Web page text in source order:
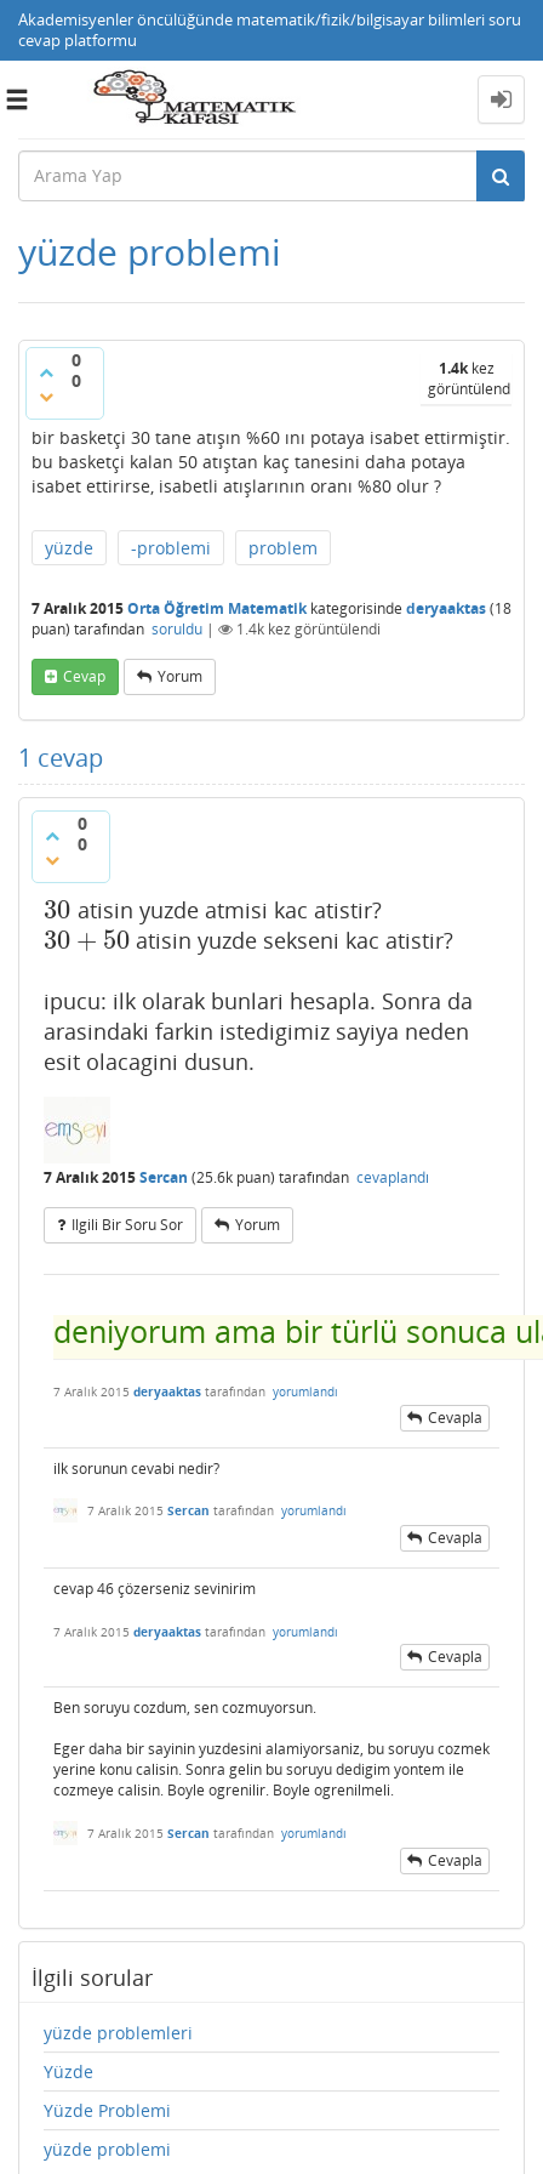
Akademisyenler öncülüğünde matematik/fizik/bilgisayar bilimleri soru
cevap platformu
Toggle
yüzde problemi
0
0
1.4kkez
görüntülendi
bir basketçi 30 tane atışın %60 ını potaya isabet ettirmiştir.
bu basketçi kalan 50 atıştan kaç tanesini daha potaya
isabet ettirirse, isabetli atışlarının oranı %80 olur ?
yüzde -problemi problem
7 Aralık 2015Orta Öğretim Matematikkategorisinde deryaaktas(18
puan) tarafından soruldu | 1.4k kez görüntülendi
Cevap Yorum
1 cevap
0
0
30
30 atisin yuzde atmisi kac atistir?
30 + 50
30+50 atisin yuzde sekseni kac atistir?
ipucu: ilk olarak bunlari hesapla. Sonra da
arasindaki farkin istedigimiz sayiya neden
esit olacagini dusun.
7 Aralık 2015Sercan (25.6k puan) tarafından cevaplandı
Ilgili Bir Soru Sor Yorum
deniyorum ama bir türlü sonuca
7 Aralık 2015 deryaaktas tarafından yorumlandı
Cevapla
ilk sorunun cevabi nedir?
7 Aralık 2015 Sercan tarafından yorumlandı
Cevapla
cevap 46 çözerseniz sevinirim
7 Aralık 2015 deryaaktas tarafından yorumlandı
Cevapla
Ben soruyu cozdum, sen cozmuyorsun.
Eger daha bir sayinin yuzdesini alamiyorsaniz, bu soruyu cozmek
yerine konu calisin. Sonra gelin bu soruyu dedigim yontem ile
cozmeye calisin. Boyle ogrenilir. Boyle ogrenilmeli.
7 Aralık 2015 Sercan tarafından yorumlandı
Cevapla
İlgili sorular
yüzde problemleri
Yüzde
Yüzde Problemi
yüzde problemi